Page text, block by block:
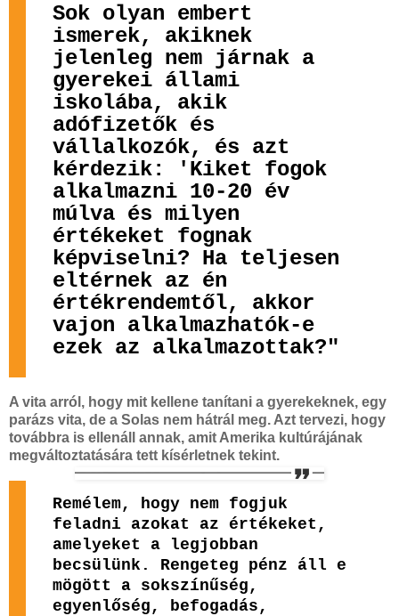
Sok olyan embert
ismerek, akiknek
jelenleg nem járnak a
gyerekei állami
iskolába, akik
adófizetők és
vállalkozók, és azt
kérdezik: 'Kiket fogok
alkalmazni 10-20 év
múlva és milyen
értékeket fognak
képviselni? Ha teljesen
eltérnek az én
értékrendemtől, akkor
vajon alkalmazhatók-e
ezek az alkalmazottak?"
A vita arról, hogy mit kellene tanítani a gyerekeknek, egy
parázs vita, de a Solas nem hátrál meg. Azt tervezi, hogy
továbbra is ellenáll annak, amit Amerika kultúrájának
megváltoztatására tett kísérletnek tekint.
Remélem, hogy nem fogjuk
feladni azokat az értékeket,
amelyeket a legjobban
becsülünk. Rengeteg pénz áll e
mögött a sokszínűség,
egyenlőség, befogadás,